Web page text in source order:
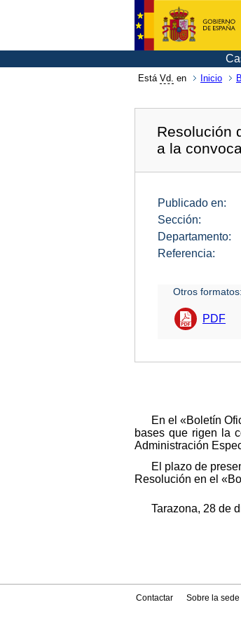
Está Vd. en Inicio
Resolución
a la
Publicado en:
Sección:
Departamento:
Referencia:
Otros formatos:
PDF
En el «Boletín
bases que rigen la
Administración
El plazo de
Resolución en el
Tarazona, 28 de
Contactar Sobre la